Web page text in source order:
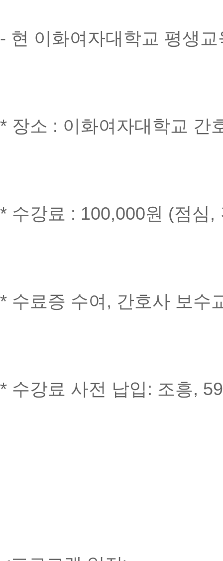
- 현 이화여자대학교 평생
* 장소 : 이화여자대학교 간
* 수강료 : 100,000원 (점심,
* 수료증 수여, 간호사 보수
* 수강료 사전 납입: 조흥,